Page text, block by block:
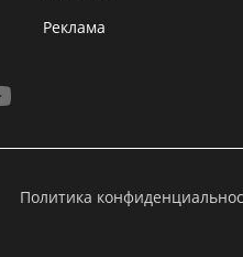
Реклама
Политика